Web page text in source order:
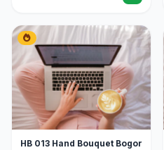
HB 013 Hand Bouquet Bogor